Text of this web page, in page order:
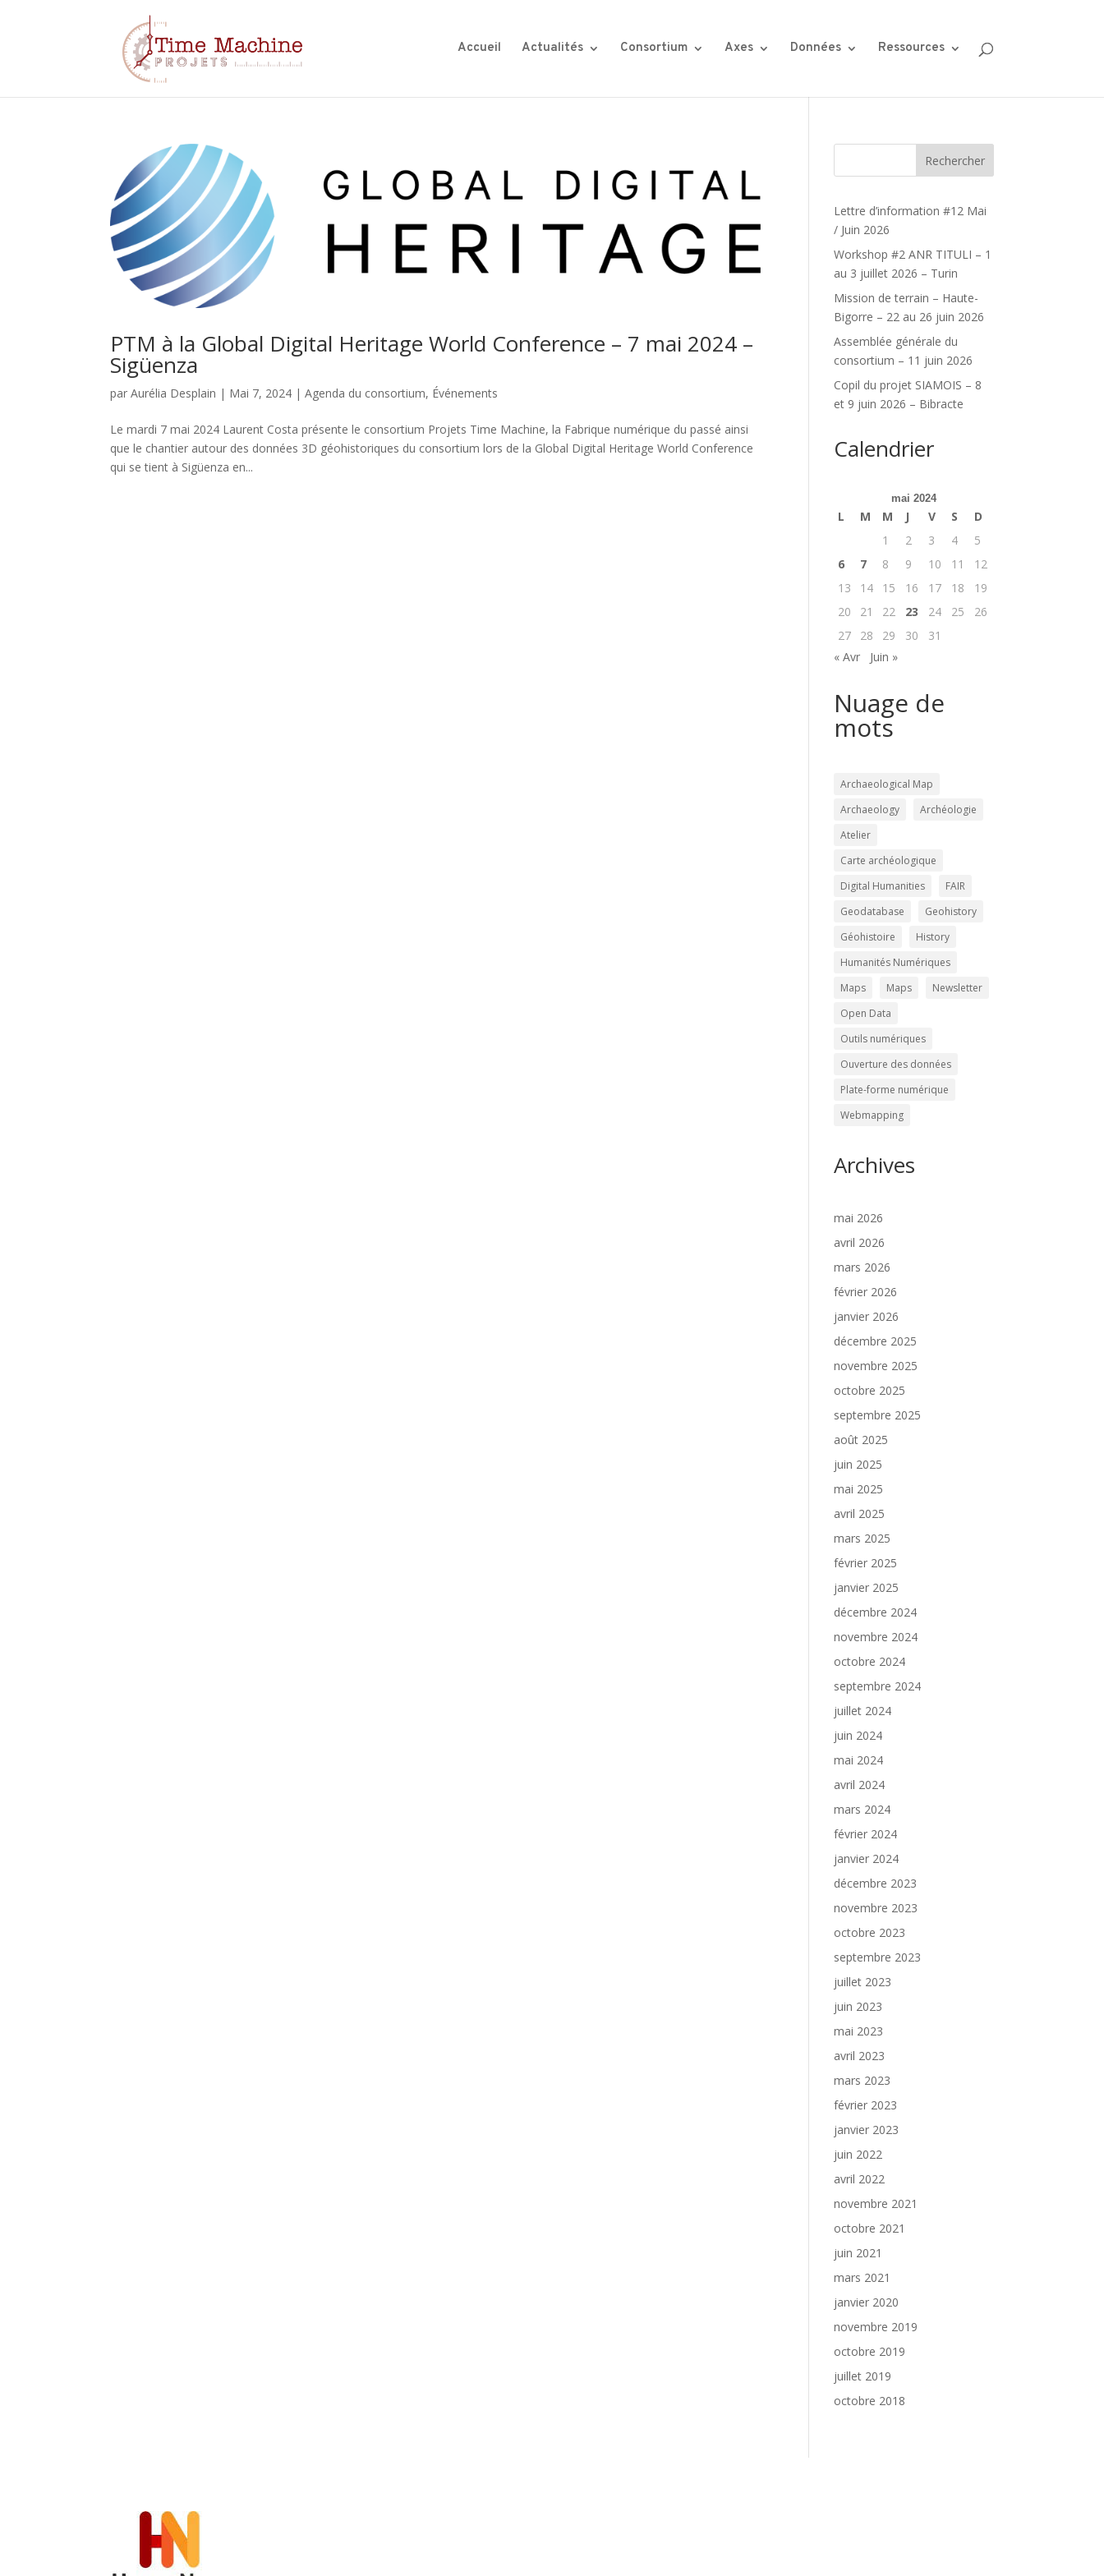
Accueil Actualités Consortium Axes Données Ressources
PTM à la Global Digital Heritage World Conference – 7 mai 2024 –
Sigüenza
parAurélia Desplain | Mai 7, 2024 |Agenda du consortium, Événements
Le mardi 7 mai 2024 Laurent Costa présente le consortium Projets Time Machine, la Fabrique numérique du passé ainsi
que le chantier autour des données 3D géohistoriques du consortium lors de la Global Digital Heritage World Conference
qui se tient à Sigüenza en...
Rechercher
Lettre d’information #12 Mai
/ Juin 2026
Workshop #2 ANR TITULI – 1
au 3 juillet 2026 – Turin
Mission de terrain – Haute-
Bigorre – 22 au 26 juin 2026
Assemblée générale du
consortium – 11 juin 2026
Copil du projet SIAMOIS – 8
et 9 juin 2026 – Bibracte
Calendrier
mai 2024
L M M J V S
D
1
2 3 4
5
6
7 8 9 10 11
12
13
14 15 16 17 18
19
20
21 22 23 24 25
26
27
28 29 30
31
« Avr
Juin »
Nuage de
mots
Archaeological Map
Archaeology
Archéologie
Atelier
Carte archéologique
Digital Humanities
FAIR
Geodatabase
Geohistory
Géohistoire
History
Humanités Numériques
Maps
Maps
Newsletter
Open Data
Outils numériques
Ouverture des données
Plate-forme numérique
Webmapping
Archives
mai 2026
avril 2026
mars 2026
février 2026
janvier 2026
décembre 2025
novembre 2025
octobre 2025
septembre 2025
août 2025
juin 2025
mai 2025
avril 2025
mars 2025
février 2025
janvier 2025
décembre 2024
novembre 2024
octobre 2024
septembre 2024
juillet 2024
juin 2024
mai 2024
avril 2024
mars 2024
février 2024
janvier 2024
décembre 2023
novembre 2023
octobre 2023
septembre 2023
juillet 2023
juin 2023
mai 2023
avril 2023
mars 2023
février 2023
janvier 2023
juin 2022
avril 2022
novembre 2021
octobre 2021
juin 2021
mars 2021
janvier 2020
novembre 2019
octobre 2019
juillet 2019
octobre 2018